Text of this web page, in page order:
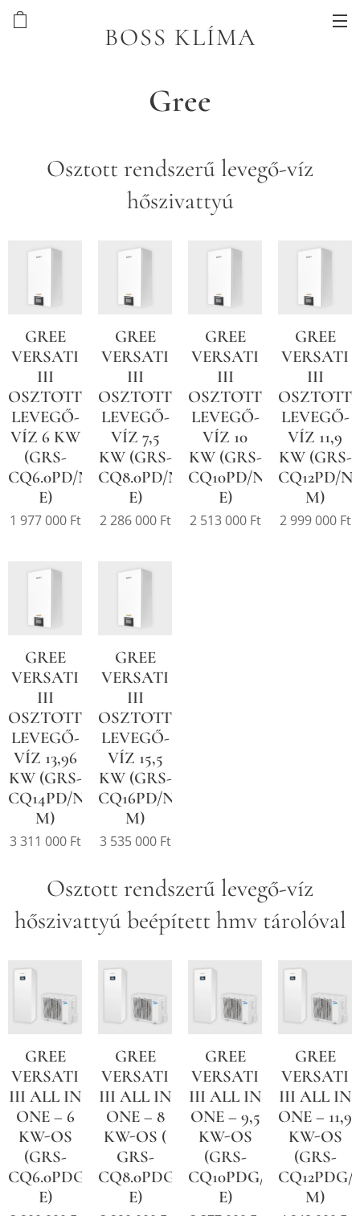
BOSS KLÍMA
Gree
Osztott rendszerű levegő-víz
hőszivattyú
GREE
VERSATI
III
OSZTOTT
LEVEGŐ-
VÍZ 6 KW
(GRS-
CQ6.0PD/NHH-
E)
1 977 000Ft
GREE
VERSATI
III
OSZTOTT
LEVEGŐ-
VÍZ 7,5
KW (GRS-
CQ8.0PD/NHH-
E)
2 286 000Ft
GREE
VERSATI
III
OSZTOTT
LEVEGŐ-
VÍZ 10
KW (GRS-
CQ10PD/NHH-
E)
2 513 000Ft
GREE
VERSATI
III
OSZTOTT
LEVEGŐ-
VÍZ 11,9
KW (GRS-
CQ12PD/
M)
2 999 000Ft
GREE
VERSATI
III
OSZTOTT
LEVEGŐ-
VÍZ 13,96
KW (GRS-
CQ14PD/NHH-
M)
3 311 000Ft
GREE
VERSATI
III
OSZTOTT
LEVEGŐ-
VÍZ 15,5
KW (GRS-
CQ16PD/NHH-
M)
3 535 000Ft
Osztott rendszerű levegő-víz
hőszivattyú beépített hmv tárolóval
GREE
VERSATI
III ALL IN
ONE – 6
KW-OS
(GRS-
CQ6.0PDG/NHH-
E)
GREE
VERSATI
III ALL IN
ONE – 8
KW-OS (
GRS-
CQ8.0PDG/NHH-
E)
GREE
VERSATI
III ALL IN
ONE – 9,5
KW-OS
(GRS-
CQ10PDG/NHH-
E)
GREE
VERSATI
III ALL IN
ONE – 11,9
KW-OS
(GRS-
M)